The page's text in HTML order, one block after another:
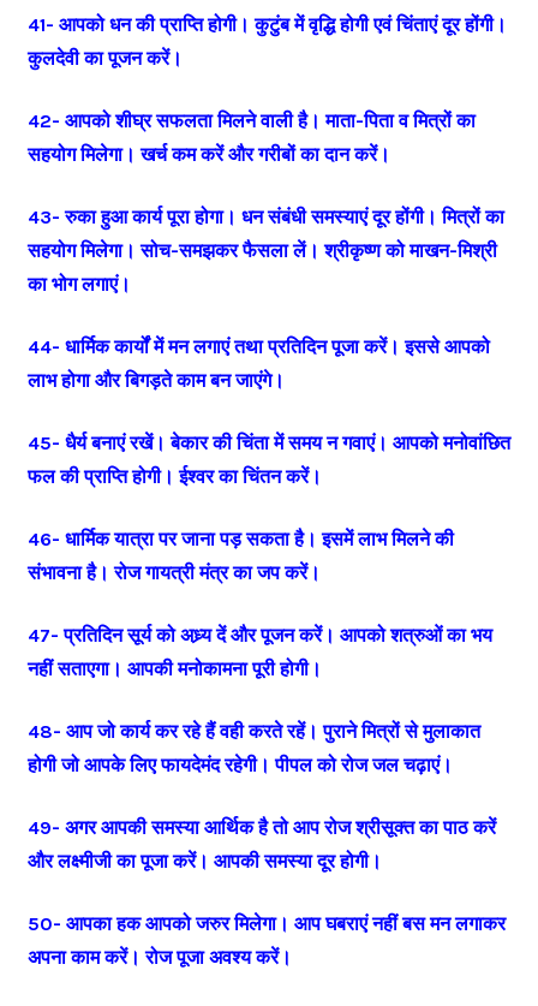
41- आपको धन की प्राप्ति होगी। कुटुंब में वृद्धि होगी एवं चिंताएं दूर होंगी।
कुलदेवी का पूजन करें।
42- आपको शीघ्र सफलता मिलने वाली है। माता-पिता व मित्रों का
सहयोग मिलेगा। खर्च कम करें और गरीबों का दान करें।
43- रुका हुआ कार्य पूरा होगा। धन संबंधी समस्याएं दूर होंगी। मित्रों का
सहयोग मिलेगा। सोच-समझकर फैसला लें। श्रीकृष्ण को माखन-मिश्री
का भोग लगाएं।
44- धार्मिक कार्यों में मन लगाएं तथा प्रतिदिन पूजा करें। इससे आपको
लाभ होगा और बिगड़ते काम बन जाएंगे।
45- धैर्य बनाएं रखें। बेकार की चिंता में समय न गवाएं। आपको मनोवांछित
फल की प्राप्ति होगी। ईश्वर का चिंतन करें।
46- धार्मिक यात्रा पर जाना पड़ सकता है। इसमें लाभ मिलने की
संभावना है। रोज गायत्री मंत्र का जप करें।
47- प्रतिदिन सूर्य को अध्र्य दें और पूजन करें। आपको शत्रुओं का भय
नहीं सताएगा। आपकी मनोकामना पूरी होगी।
48- आप जो कार्य कर रहे हैं वही करते रहें। पुराने मित्रों से मुलाकात
होगी जो आपके लिए फायदेमंद रहेगी। पीपल को रोज जल चढ़ाएं।
49- अगर आपकी समस्या आर्थिक है तो आप रोज श्रीसूक्त का पाठ करें
और लक्ष्मीजी का पूजा करें। आपकी समस्या दूर होगी।
50- आपका हक आपको जरुर मिलेगा। आप घबराएं नहीं बस मन लगाकर
अपना काम करें। रोज पूजा अवश्य करें।